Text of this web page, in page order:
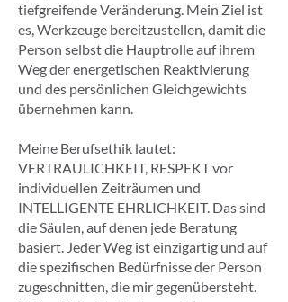
tiefgreifende Veränderung. Mein Ziel ist
es, Werkzeuge bereitzustellen, damit die
Person selbst die Hauptrolle auf ihrem
Weg der energetischen Reaktivierung
und des persönlichen Gleichgewichts
übernehmen kann.
Meine Berufsethik lautet:
VERTRAULICHKEIT, RESPEKT vor
individuellen Zeiträumen und
INTELLIGENTE EHRLICHKEIT. Das sind
die Säulen, auf denen jede Beratung
basiert. Jeder Weg ist einzigartig und auf
die spezifischen Bedürfnisse der Person
zugeschnitten, die mir gegenübersteht.